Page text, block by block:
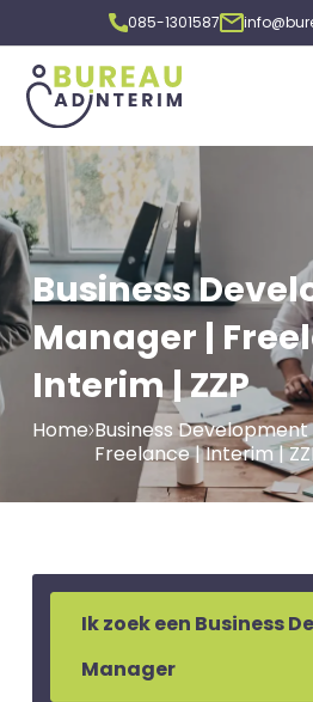
085-1301587
Business
Manager |
Interim | ZZP
Home Business
Freelance | Interim |
Ik zoek een Business
Manager